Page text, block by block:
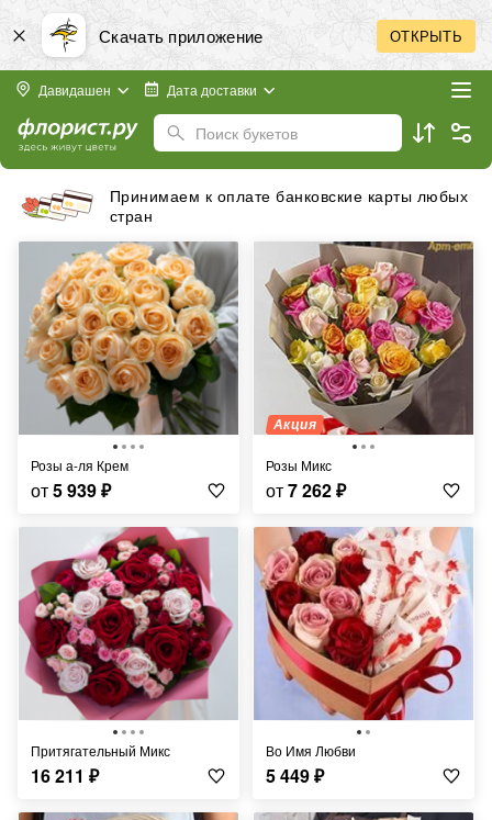
Скачать приложение ОТКРЫТЬ
Давидашен Дата доставки
Поиск букетов
Принимаем к оплате банковские карты любых
стран
Розы а-ля Крем
от5 939₽
Акция
Розы Микс
от7 262₽
Притягательный Микс
16 211 ₽
Во Имя Любви
5 449₽